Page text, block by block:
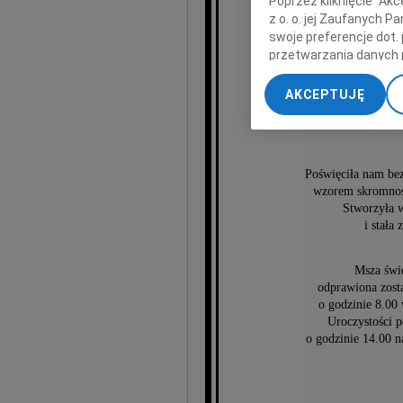
Poświęciła nam
wzorem
Stworzyła
i stała
Msza
odprawiona
o godzinie 8.00
Uroczystości
o godzinie 14.00
z o. o. jej Zaufanych
swoje preferencje dot.
przetwarzania danych
„Ustawienia
My, nasi Zaufani
dokładnych danych
Przechowywanie
AKCEPTUJĘ